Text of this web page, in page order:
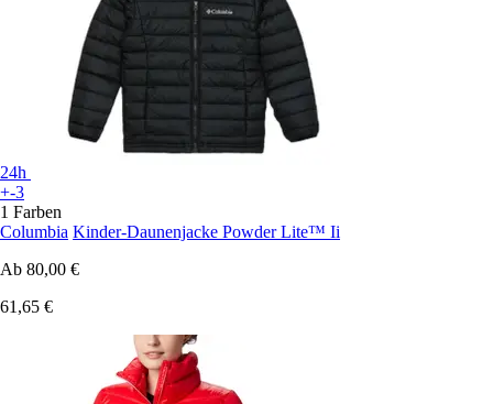
24h
+-3
1 Farben
Columbia Kinder-Daunenjacke Powder Lite™ Ii
Ab 80,00 €
61,65 €